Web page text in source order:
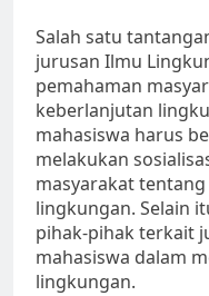
Salah satu
jurusan Ilmu
pemahaman
keberlanjutan
mahasiswa harus
melakukan
masyarakat
lingkungan. Selain
pihak-pihak terkait
mahasiswa dalam
lingkungan.